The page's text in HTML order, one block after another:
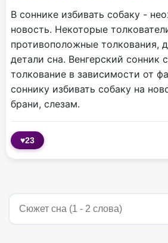
В соннике избивать собаку -
новость. Некоторые
противоположные толкования,
детали сна. Венгерский сонник
толкование в зависимости от
соннику избивать собаку на
брани, слезам.
♥23